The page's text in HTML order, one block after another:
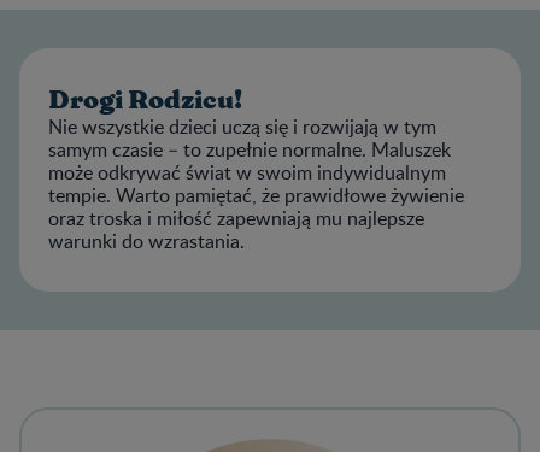
Drogi Rodzicu!
Nie wszystkie dzieci uczą się i rozwijają w tym
samym czasie – to zupełnie normalne. Maluszek
może odkrywać świat w swoim indywidualnym
tempie. Warto pamiętać, że prawidłowe żywienie
oraz troska i miłość zapewniają mu najlepsze
warunki do wzrastania.